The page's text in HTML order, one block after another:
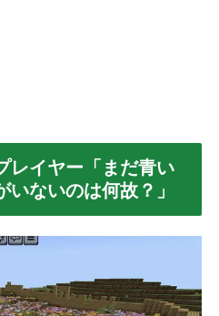
レイヤー「まだ青い
ないのは何故？」